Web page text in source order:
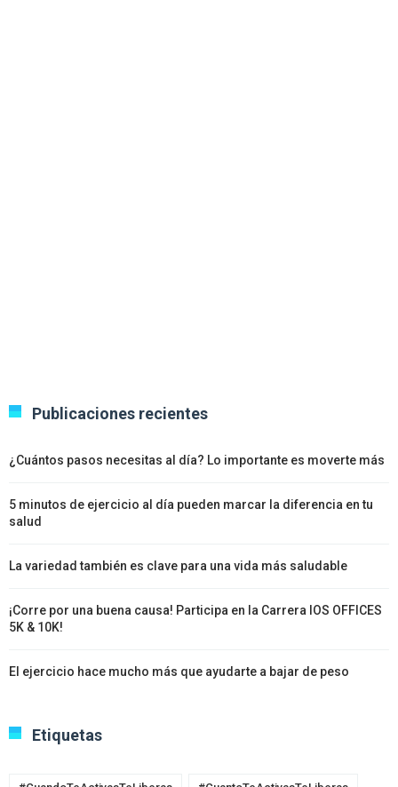
Publicaciones recientes
¿Cuántos pasos necesitas al día? Lo importante es moverte más
5 minutos de ejercicio al día pueden marcar la diferencia en tu
salud
La variedad también es clave para una vida más saludable
¡Corre por una buena causa! Participa en la Carrera IOS OFFICES
5K & 10K!
El ejercicio hace mucho más que ayudarte a bajar de peso
Etiquetas